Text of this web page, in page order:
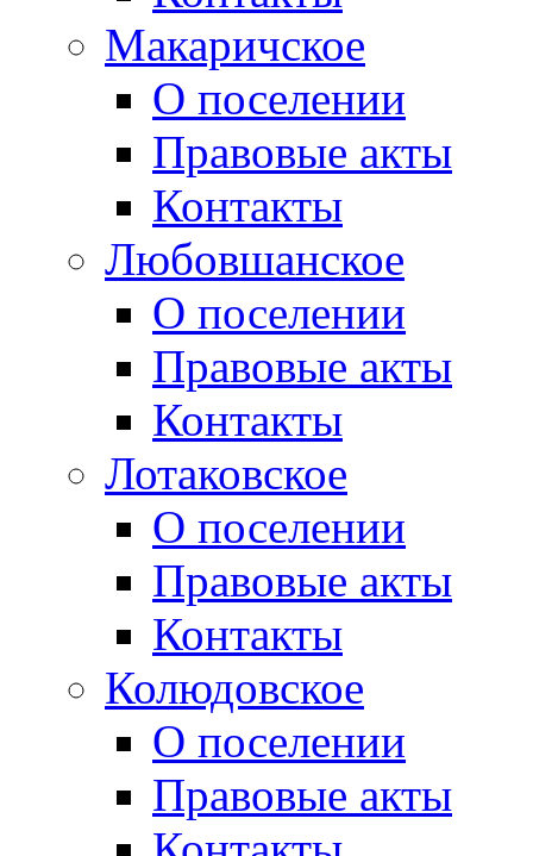
Макаричское
О поселении
Правовые акты
Контакты
Любовшанское
О поселении
Правовые акты
Контакты
Лотаковское
О поселении
Правовые акты
Контакты
Колюдовское
О поселении
Правовые акты